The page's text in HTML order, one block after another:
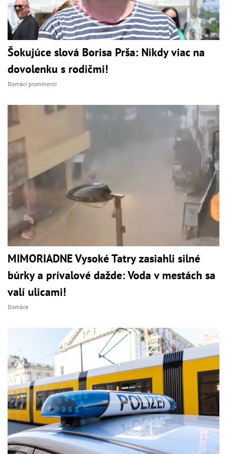
Šokujúce slová Borisa Prša: Nikdy viac na
dovolenku s rodičmi!
Domáci prominenti
MIMORIADNE Vysoké Tatry zasiahli silné
búrky a prívalové dažde: Voda v mestách sa
valí ulicami!
Domáce